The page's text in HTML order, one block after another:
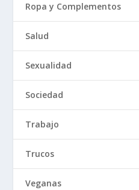
Ropa y Complementos
Salud
Sexualidad
Sociedad
Trabajo
Trucos
Veganas